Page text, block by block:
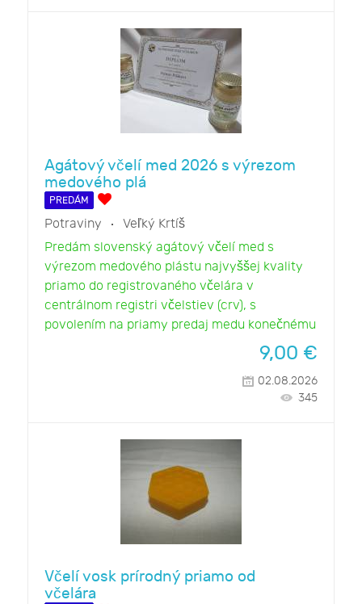
Agátový včelí med 2026 s výrezom
medového plá
PREDÁM
Potraviny
Veľký Krtíš
Predám slovenský agátový včelí med s
výrezom medového plástu najvyššej kvality
priamo do registrovaného včelára v
centrálnom registri včelstiev (crv), s
povolením na priamy predaj medu konečnému
9,00 €
02.08.2026
345
Včelí vosk prírodný priamo od
včelára